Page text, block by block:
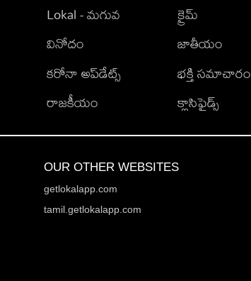
Lokal - మగువ
వినోదం
కరోనా అప్‌డేట్స్
రాజకీయం
క్రైమ్
జాతీయం
భక్తి సమాచారం
క్లాసిఫైడ్స్
OUR OTHER WEBSITES
getlokalapp.com
tamil.getlokalapp.com